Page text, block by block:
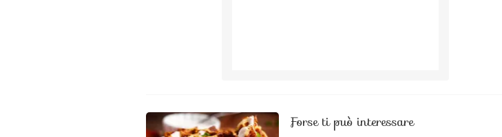
Forse ti può interessare